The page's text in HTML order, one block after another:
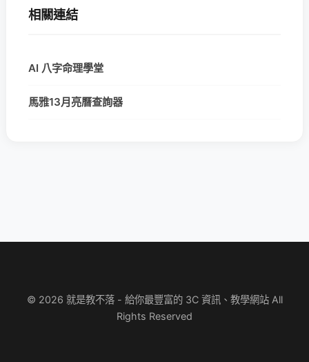
相關連結
AI 八字命理學堂
馬雅13月亮曆查詢器
© 2026 就是教不落 - 給你最豐富的 3C 資訊、教學網站 All
Rights Reserved